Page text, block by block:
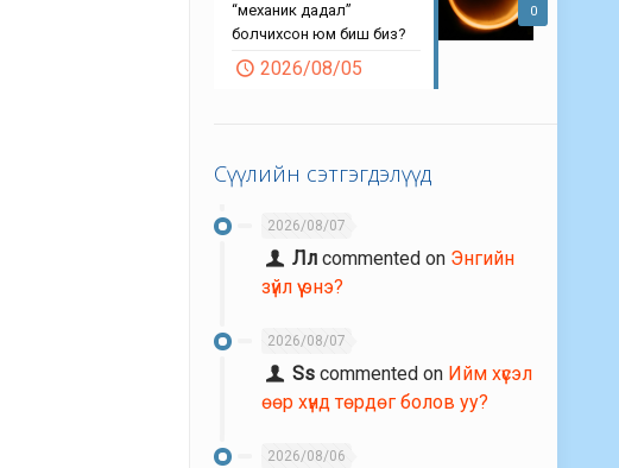
0
“механик дадал”
болчихсон юм биш биз?
2026/08/05
Сүүлийн сэтгэгдэлүүд
2026/08/07
Лл commented on Энгийн
зүйл үү энэ?
2026/08/07
Ss commented on Ийм хүсэл
өөр хүнд төрдөг болов уу?
2026/08/06